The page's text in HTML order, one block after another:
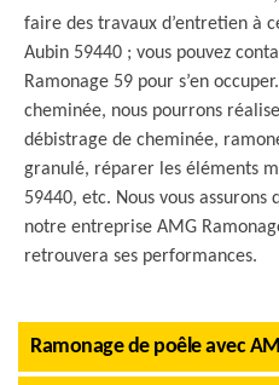
faire des travaux d’entretien à
Aubin 59440 ; vous pouvez
Ramonage 59 pour s’en
cheminée, nous pourrons
débistrage de cheminée,
granulé, réparer les éléments
59440, etc. Nous vous assurons
notre entreprise AMG
retrouvera ses performances.
Ramonage de poêle avec